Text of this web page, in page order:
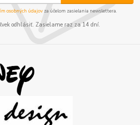
osobných údajov za účelom zasielania newslettera.
odhlásiť. Zasielame raz za 14 dní.